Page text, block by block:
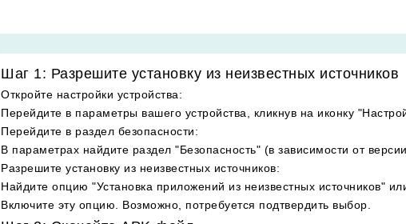
Шаг 1: Разрешите установку из неизвестных источников
Откройте настройки устройства:
Перейдите в параметры вашего устройства, кликнув на иконку
Перейдите в раздел безопасности:
В параметрах найдите раздел "Безопасность" (в зависимости от
Разрешите установку из неизвестных источников:
Найдите опцию "Установка приложений из неизвестных источников"
Включите эту опцию. Возможно, потребуется подтвердить выбор.